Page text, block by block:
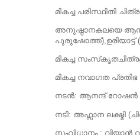
മികച്ച പരിസ്ഥിതി
അനുഷ്ഠാനകലയെ
മികച്ച
മികച്ച നവാഗത പ്രതിഭ
നടന്‍: ആനന്ദ് റോഷന്‍
നടി: അഫ്സാന ലക്ഷ്മി
സംവിധാനം : വിയാന്‍